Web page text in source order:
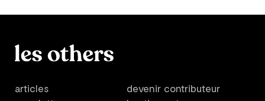
articles
devenir contributeur